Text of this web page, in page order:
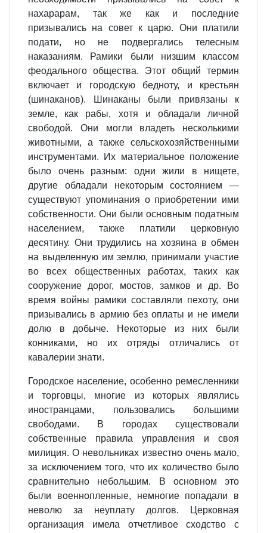
нахарарам, так же как и последние
призывались на совет к царю. Они платили
подати, но не подвергались телесным
наказаниям. Рамики были низшим классом
феодального общества. Этот общий термин
включает и городскую бедноту, и крестьян
(шинаканов). Шинаканы были привязаны к
земле, как рабы, хотя и обладали личной
свободой. Они могли владеть несколькими
животными, а также сельскохозяйственными
инструментами. Их материальное положение
было очень разным: одни жили в нищете,
другие обладали некоторым состоянием —
существуют упоминания о приобретении ими
собственности. Они были основным податным
населением, также платили церковную
десятину. Они трудились на хозяина в обмен
на выделенную им землю, принимали участие
во всех общественных работах, таких как
сооружение дорог, мостов, замков и др. Во
время войны рамики составляли пехоту, они
призывались в армию без оплаты и не имели
долю в добыче. Некоторые из них были
конниками, но их отряды отличались от
кавалерии знати.
Городское население, особенно ремесленники
и торговцы, многие из которых являлись
иностранцами, пользовались большими
свободами. В городах существовали
собственные правила управления и своя
милиция. О невольниках известно очень мало,
за исключением того, что их количество было
сравнительно небольшим. В основном это
были военнопленные, немногие попадали в
неволю за неуплату долгов. Церковная
организация имела отчетливое сходство с